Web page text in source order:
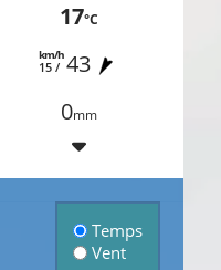
17°C
15 /
km/h43
0mm
Temps
Vent